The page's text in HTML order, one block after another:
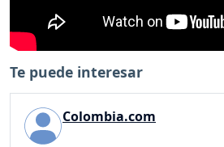
Te puede interesar
Colombia.com